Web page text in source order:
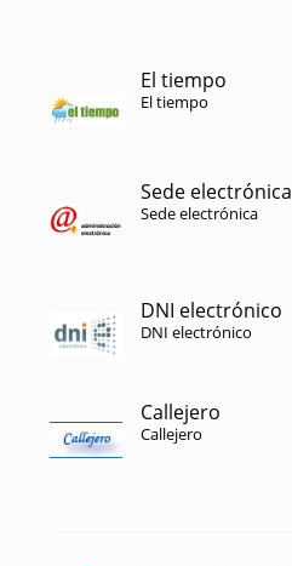
El tiempo
El tiempo
Sede electrónica
Sede electrónica
DNI electrónico
DNI electrónico
Callejero
Callejero